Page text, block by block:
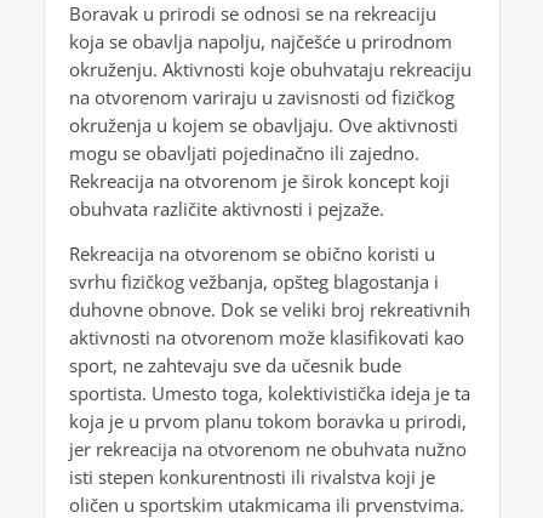
Boravak u prirodi se odnosi se na rekreaciju
koja se obavlja napolju, najčešće u prirodnom
okruženju. Aktivnosti koje obuhvataju rekreaciju
na otvorenom variraju u zavisnosti od fizičkog
okruženja u kojem se obavljaju. Ove aktivnosti
mogu se obavljati pojedinačno ili zajedno.
Rekreacija na otvorenom je širok koncept koji
obuhvata različite aktivnosti i pejzaže.
Rekreacija na otvorenom se obično koristi u
svrhu fizičkog vežbanja, opšteg blagostanja i
duhovne obnove. Dok se veliki broj rekreativnih
aktivnosti na otvorenom može klasifikovati kao
sport, ne zahtevaju sve da učesnik bude
sportista. Umesto toga, kolektivistička ideja je ta
koja je u prvom planu tokom boravka u prirodi,
jer rekreacija na otvorenom ne obuhvata nužno
isti stepen konkurentnosti ili rivalstva koji je
oličen u sportskim utakmicama ili prvenstvima.